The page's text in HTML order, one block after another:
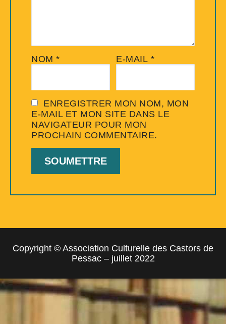
NOM * E-MAIL *
ENREGISTRER MON NOM, MON
E-MAIL ET MON SITE DANS LE
NAVIGATEUR POUR MON
PROCHAIN COMMENTAIRE.
Copyright © Association Culturelle des Castors de
Pessac – juillet 2022